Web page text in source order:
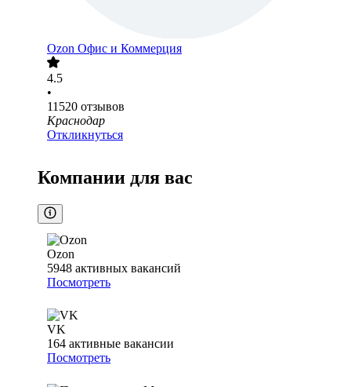
Ozon Офис и Коммерция
4.5
•
11520 отзывов
Краснодар
Откликнуться
Компании для вас
Ozon
5948 активных вакансий
Посмотреть
VK
164 активные вакансии
Посмотреть